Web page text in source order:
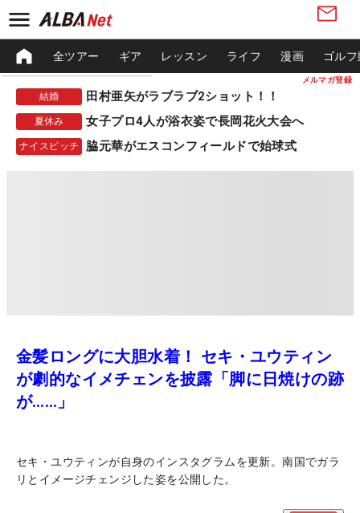
メルマガ登録
全ツアー ギア レッスン ライフ 漫画 ゴル
結婚 田村亜矢がラブラブ2ショット！！
夏休み 女子プロ4人が浴衣姿で長岡花火大会へ
ナイスピッチ 脇元華がエスコンフィールドで始球式
金髪ロングに大胆水着！ セキ・ユウティン
が劇的なイメチェンを披露「脚に日焼けの跡
が……」
セキ・ユウティンが自身のインスタグラムを更新。南国でガラ
リとイメージチェンジした姿を公開した。